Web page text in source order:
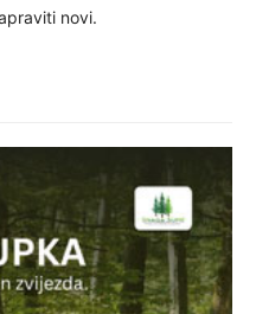
novi.